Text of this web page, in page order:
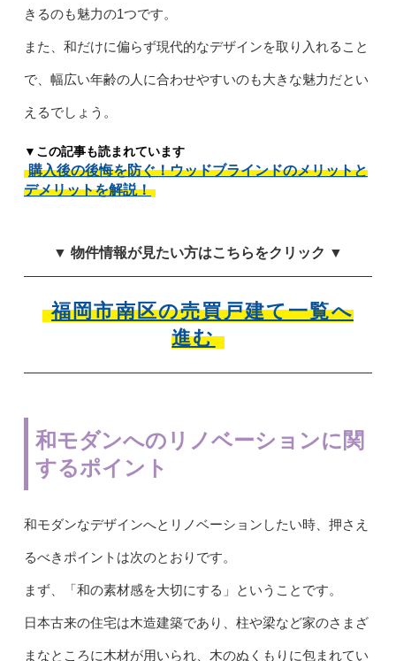
きるのも魅力の1つです。
また、和だけに偏らず現代的なデザインを取り入れること
で、幅広い年齢の人に合わせやすいのも大きな魅力だとい
えるでしょう。
▼この記事も読まれています
購入後の後悔を防ぐ！ウッドブラインドのメリットと
デメリットを解説！
▼ 物件情報が見たい方はこちらをクリック ▼
福岡市南区の売買戸建て一覧へ
進む
和モダンへのリノベーションに関
するポイント
和モダンなデザインへとリノベーションしたい時、押さえ
るべきポイントは次のとおりです。
まず、「和の素材感を大切にする」ということです。
日本古来の住宅は木造建築であり、柱や梁など家のさまざ
まなところに木材が用いられ、木のぬくもりに包まれてい